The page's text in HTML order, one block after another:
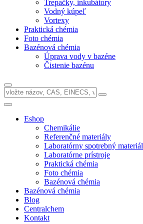
Trepačky, inkubátory
Vodný kúpeľ
Vortexy
Praktická chémia
Foto chémia
Bazénová chémia
Úprava vody v bazéne
Čistenie bazénu
Eshop
Chemikálie
Referenčné materiály
Laboratórny spotrebný materiál
Laboratórne prístroje
Praktická chémia
Foto chémia
Bazénová chémia
Bazénová chémia
Blog
Centralchem
Kontakt